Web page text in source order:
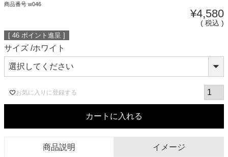
商品番号 w046
¥4,580
税込
[ 46 ポイント進呈 ]
サイズ ホワイト
お気に入りに登録する
カートに入れる
商品説明 イメージ